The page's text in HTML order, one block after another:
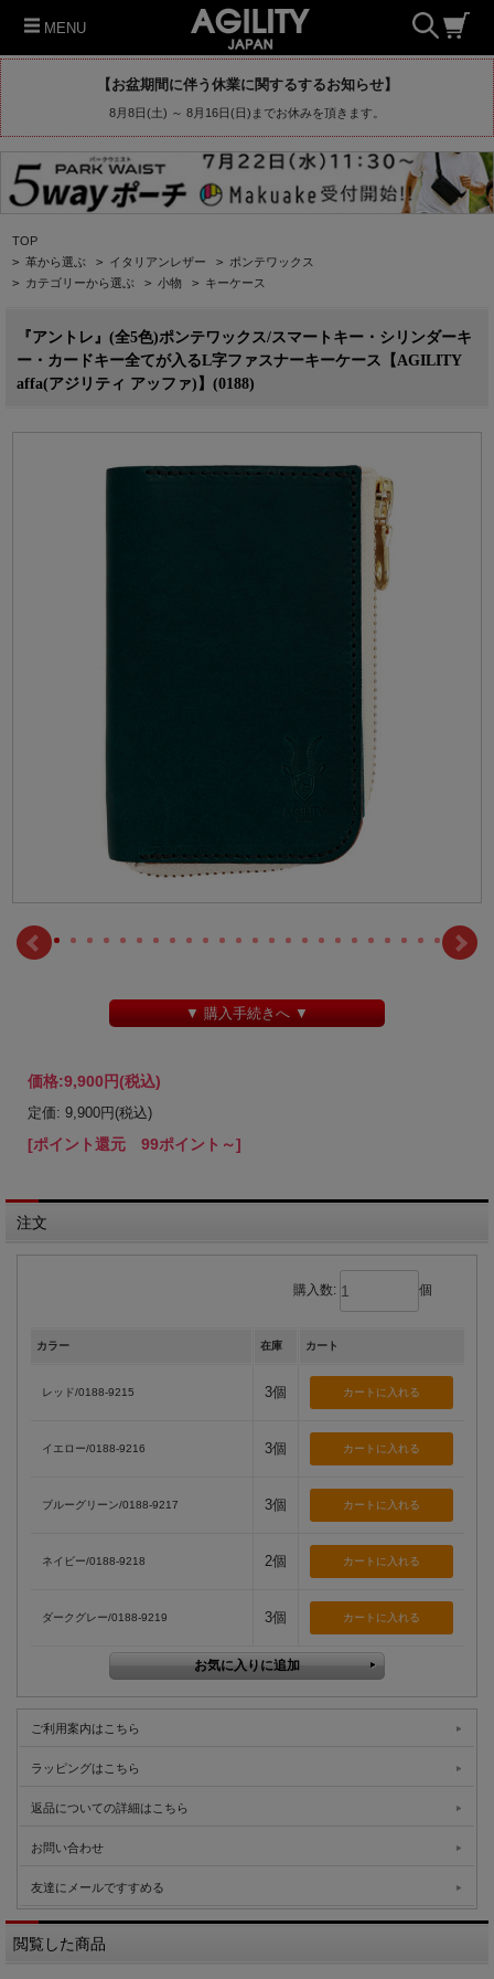
MENU
【お盆期間に伴う休業に関するするお知らせ】
8月8日(土) ～ 8月16日(日)までお休みを頂きます。
TOP
> 革から選ぶ > イタリアンレザー > ポンテワックス
> カテゴリーから選ぶ > 小物 > キーケース
『アントレ』(全5色)ポンテワックス/スマートキー・シリンダーキ
ー・カードキー全てが入るL字ファスナーキーケース【AGILITY
affa(アジリティ アッファ)】(0188)
▼ 購入手続きへ ▼
価格:9,900円(税込)
定価: 9,900円(税込)
[ポイント還元 99ポイント～]
注文
購入数: 個
カラー 在庫 カート
レッド/0188-9215 3個
イエロー/0188-9216 3個
ブルーグリーン/0188-9217 3個
ネイビー/0188-9218 2個
ダークグレー/0188-9219 3個
ご利用案内はこちら
ラッピングはこちら
返品についての詳細はこちら
お問い合わせ
友達にメールですすめる
閲覧した商品